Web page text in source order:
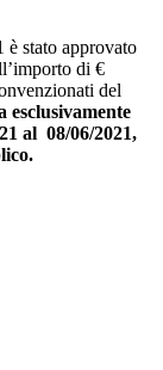
è stato approvato
di €
del
esclusivamente
al 08/06/2021,